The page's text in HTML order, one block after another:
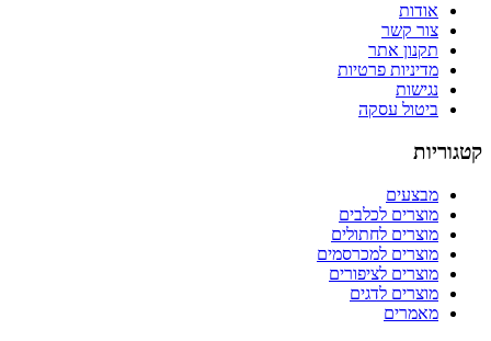
אודות
צור קשר
תקנון אתר
מדיניות פרטיות
נגישות
ביטול עסקה
קטגוריות
מבצעים
מוצרים לכלבים
מוצרים לחתולים
מוצרים למכרסמים
מוצרים לציפורים
מוצרים לדגים
מאמרים